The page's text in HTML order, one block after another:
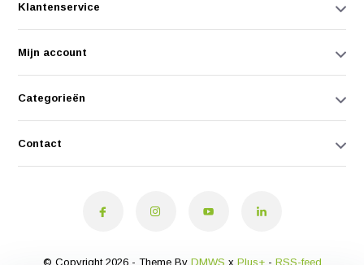
Klantenservice
Mijn account
Categorieën
Contact
© Copyright 2026 - Theme By DMWS x Plus+- RSS-feed